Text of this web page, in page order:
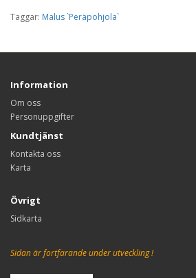
Taggar: Malus `Peräpohjola`
Information
Om oss
Personuppgifter
Kundtjänst
Kontakta oss
Karta
Övrigt
Sidkarta
Sidan är fortfarande under utveckling !